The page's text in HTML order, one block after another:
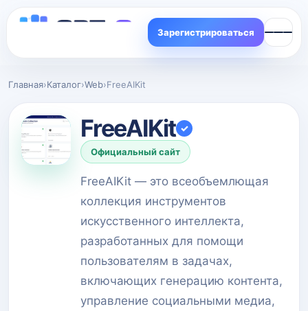
Зарегистрироваться
Главная›Каталог›Web›FreeAIKit
FreeAIKit ✓
Официальный сайт
FreeAIKit — это всеобъемлющая
коллекция инструментов
искусственного интеллекта,
разработанных для помощи
пользователям в задачах,
включающих генерацию контента,
управление социальными медиа,